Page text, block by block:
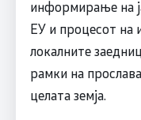
информирање на
ЕУ и процесот на
локалните
рамки на
целата земја.